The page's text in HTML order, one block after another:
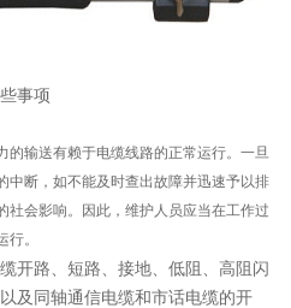
事项
的输送有赖于电缆线路的正常运行。一旦
中断，如不能及时查出故障并迅速予以排
社会影响。因此，维护人员应当在工作过
。
开路、短路、接地、低阻、高阻闪
及同轴通信电缆和市话电缆的开